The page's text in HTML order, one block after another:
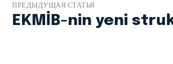
ПРЕДЫДУЩАЯ СТАТЬЯ
EKMİB-nin yeni